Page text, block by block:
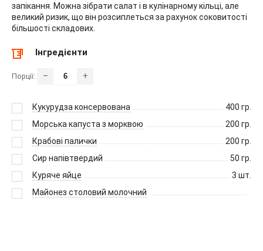
запікання. Можна зібрати салат і в кулінарному кільці, але
великий ризик, що він розсиплеться за рахунок соковитості
більшості складових.
Інгредієнти
Порції: – +
Кукурудза консервована 400 гр.
Морська капуста з морквою
200 гр.
Крабові палички
200 гр.
Сир напівтвердий
50 гр.
Куряче яйце
3 шт.
Майонез столовий молочний